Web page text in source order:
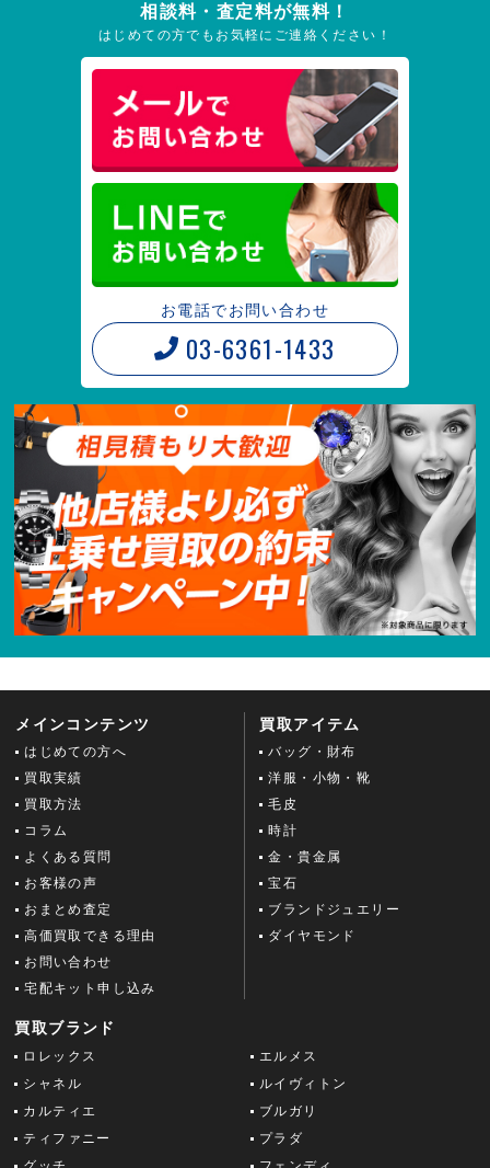
相談料・査定料が無料！
はじめての方でもお気軽にご連絡ください！
お電話でお問い合わせ
03-6361-1433
メインコンテンツ
はじめての方へ
買取実績
買取方法
コラム
よくある質問
お客様の声
おまとめ査定
高価買取できる理由
お問い合わせ
宅配キット申し込み
買取アイテム
バッグ・財布
洋服・小物・靴
毛皮
時計
金・貴金属
宝石
ブランドジュエリー
ダイヤモンド
買取ブランド
ロレックス
エルメス
シャネル
ルイヴィトン
カルティエ
ブルガリ
ティファニー
プラダ